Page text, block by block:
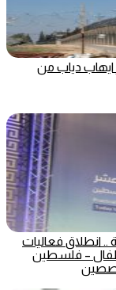
ايهاب دياب من
.. انطلاق فعاليات
– فلسطين